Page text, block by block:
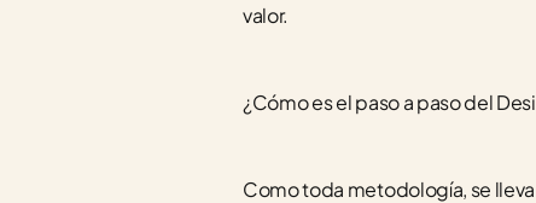
valor.
¿Cómo es el paso a paso del
Como toda metodología, se